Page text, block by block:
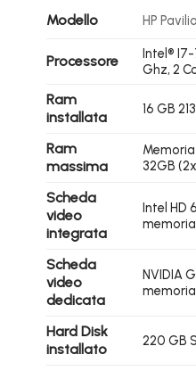
Modello HP
Processore
Intel®
Ghz, 2
Ram
installata
16 GB
Ram
massima
32GB
Scheda
video
integrata
Intel HD
Scheda
video
dedicata
NVIDIA
Hard Disk
installato
220 GB